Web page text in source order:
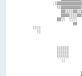
▒▒
░░░░
░░
░░░░░░
░░░░░░